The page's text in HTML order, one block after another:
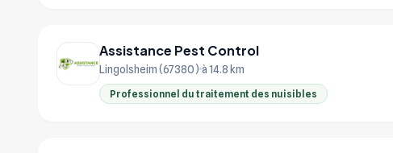
Assistance Pest Control
Lingolsheim (67380) à 14.8 km
Professionnel du traitement des nuisibles